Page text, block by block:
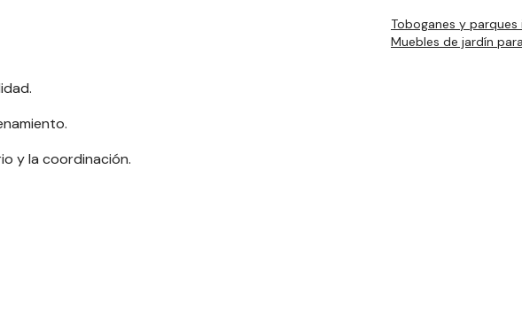
y la coordinación.
Toboganes y parques
Muebles de jardín